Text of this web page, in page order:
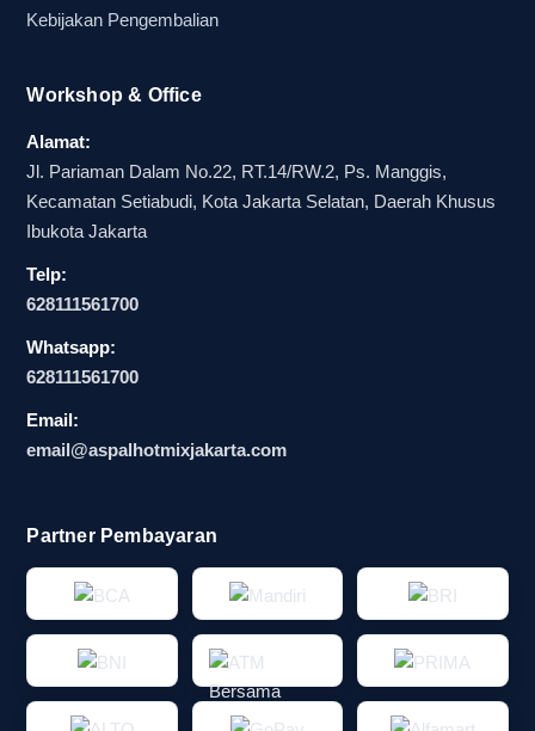
Kebijakan Pengembalian
Workshop & Office
Alamat:
Jl. Pariaman Dalam No.22, RT.14/RW.2, Ps. Manggis,
Kecamatan Setiabudi, Kota Jakarta Selatan, Daerah Khusus
Ibukota Jakarta
Telp:
628111561700
Whatsapp:
628111561700
Email:
email@aspalhotmixjakarta.com
Partner Pembayaran